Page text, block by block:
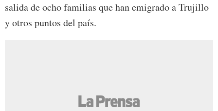
salida de ocho familias que han emigrado a Trujillo
y otros puntos del país.